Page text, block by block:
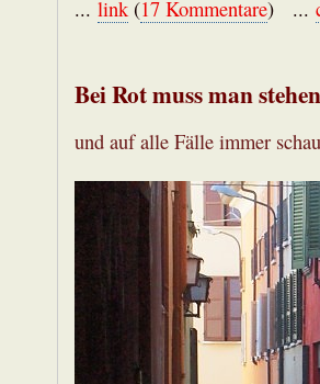
... link(17 Kommentare) ...
Bei Rot muss man
und auf alle Fälle immer